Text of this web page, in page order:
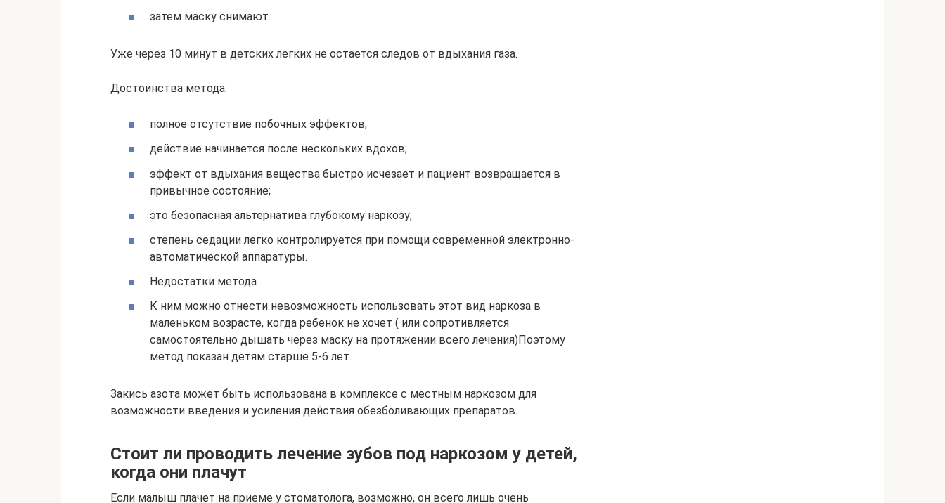
затем маску снимают.
Уже через 10 минут в детских легких не остается следов от вдыхания газа.
Достоинства метода:
полное отсутствие побочных эффектов;
действие начинается после нескольких вдохов;
эффект от вдыхания вещества быстро исчезает и пациент возвращается в
привычное состояние;
это безопасная альтернатива глубокому наркозу;
степень седации легко контролируется при помощи современной электронно-
автоматической аппаратуры.
Недостатки метода
К ним можно отнести невозможность использовать этот вид наркоза в
маленьком возрасте, когда ребенок не хочет ( или сопротивляется
самостоятельно дышать через маску на протяжении всего лечения)Поэтому
метод показан детям старше 5-6 лет.
Закись азота может быть использована в комплексе с местным наркозом для
возможности введения и усиления действия обезболивающих препаратов.
Стоит ли проводить лечение зубов под наркозом у детей,
когда они плачут
Если малыш плачет на приеме у стоматолога, возможно, он всего лишь очень